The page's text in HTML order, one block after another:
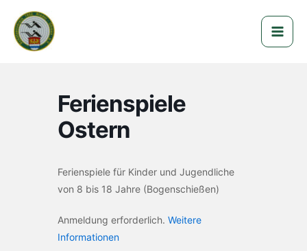
Inhalt
springen
Ferienspiele
Ostern
Ferienspiele für Kinder und Jugendliche
von 8 bis 18 Jahre (Bogenschießen)
Anmeldung erforderlich. Weitere
Informationen